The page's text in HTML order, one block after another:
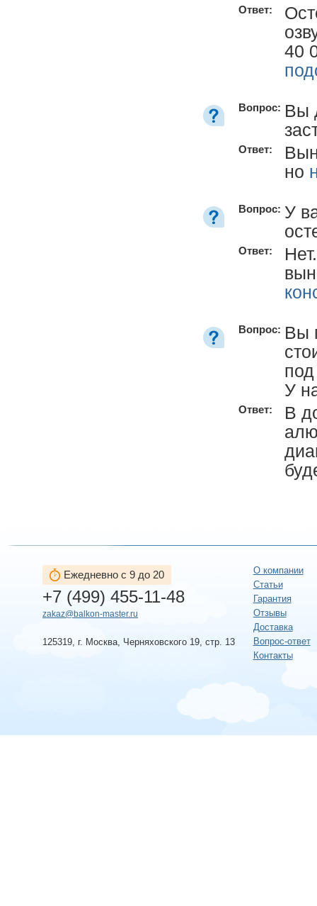
Ответ:
40
Вопрос: Вы
Ответ:
но
Вопрос: У
Ответ:
Вопрос: Вы
У
Ответ:
В
Ежедневно с 9 до 20
+7 (499) 455-11-48
zakaz@balkon-master.ru
125319, г. Москва, Черняховского 19, стр. 13
О компании
Статьи
Гарантия
Отзывы
Доставка
Вопрос-ответ
Контакты